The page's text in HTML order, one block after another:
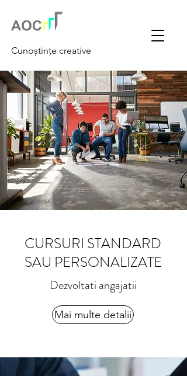
Cunoștințe creative
CURSURI STANDARD
SAU PERSONALIZATE
Dezvoltati angajatii
Mai multe detalii